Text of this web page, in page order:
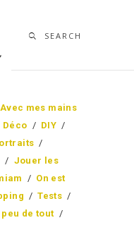
SEARCH
Avec mes mains
Déco / DIY /
/
/ Jouer les
/ On est
/ Tests /
peu de tout /